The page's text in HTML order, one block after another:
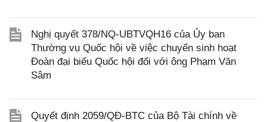
Nghị quyết 378/NQ-UBTVQH16 của Ủy ban
Thường vụ Quốc hội về việc chuyển sinh hoạt
Đoàn đại biểu Quốc hội đối với ông Phạm Văn
Sâm
Quyết định 2059/QĐ-BTC của Bộ Tài chính về